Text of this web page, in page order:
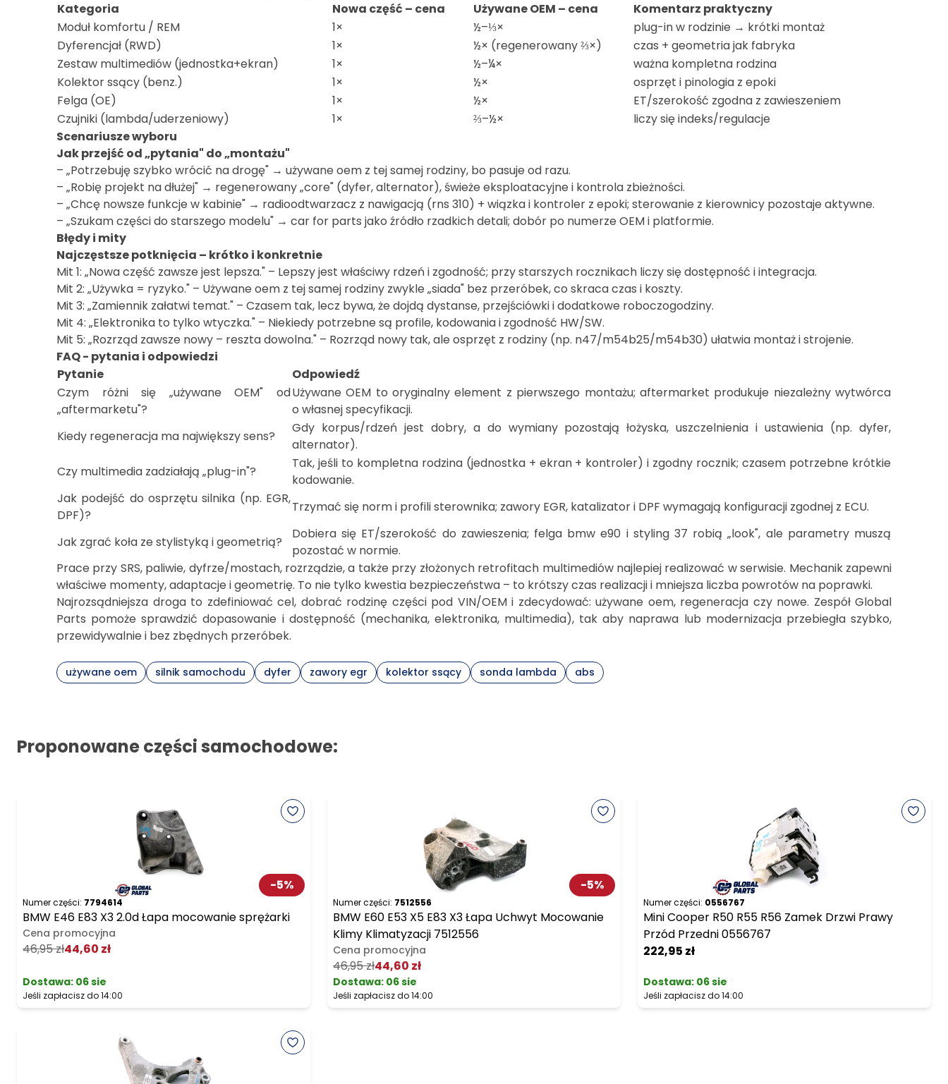
Kategoria
Nowa część – cena Używane OEM – cena
Komentarz praktyczny
Moduł komfortu / REM
1× ½–⅓×
plug-in w rodzinie → krótki montaż
Dyferencjał (RWD)
1× ½× (regenerowany ⅔×)
czas + geometria jak fabryka
Zestaw multimediów (jednostka+ekran)
1× ½–¼×
ważna kompletna rodzina
Kolektor ssący (benz.)
1× ½×
osprzęt i pinologia z epoki
Felga (OE)
1× ½×
ET/szerokość zgodna z zawieszeniem
Czujniki (lambda/uderzeniowy)
1× ⅔–½×
liczy się indeks/regulacje
Scenariusze wyboru
Jak przejść od „pytania" do „montażu"
– „Potrzebuję szybko wrócić na drogę" → używane oem z tej samej rodziny, bo pasuje od razu.
– „Robię projekt na dłużej" → regenerowany „core" (dyfer, alternator), świeże eksploatacyjne i kontrola zbieżności.
– „Chcę nowsze funkcje w kabinie" → radioodtwarzacz z nawigacją (rns 310) + wiązka i kontroler z epoki; sterowanie z kierownicy pozostaje aktywne.
– „Szukam części do starszego modelu" → car for parts jako źródło rzadkich detali; dobór po numerze OEM i platformie.
Błędy i mity
Najczęstsze potknięcia – krótko i konkretnie
Mit 1: „Nowa część zawsze jest lepsza." – Lepszy jest właściwy rdzeń i zgodność; przy starszych rocznikach liczy się dostępność i integracja.
Mit 2: „Używka = ryzyko." – Używane oem z tej samej rodziny zwykle „siada" bez przeróbek, co skraca czas i koszty.
Mit 3: „Zamiennik załatwi temat." – Czasem tak, lecz bywa, że dojdą dystanse, przejściówki i dodatkowe roboczogodziny.
Mit 4: „Elektronika to tylko wtyczka." – Niekiedy potrzebne są profile, kodowania i zgodność HW/SW.
Mit 5: „Rozrząd zawsze nowy – reszta dowolna." – Rozrząd nowy tak, ale osprzęt z rodziny (np. n47/m54b25/m54b30) ułatwia montaż i strojenie.
FAQ - pytania i odpowiedzi
Pytanie
Odpowiedź
Czym różni się „używane OEM" od
„aftermarketu"?
Używane OEM to oryginalny element z pierwszego montażu; aftermarket produkuje niezależny wytwórca
o własnej specyfikacji.
Kiedy regeneracja ma największy sens?
Gdy korpus/rdzeń jest dobry, a do wymiany pozostają łożyska, uszczelnienia i ustawienia (np. dyfer,
alternator).
Czy multimedia zadziałają „plug-in"?
Tak, jeśli to kompletna rodzina (jednostka + ekran + kontroler) i zgodny rocznik; czasem potrzebne krótkie
kodowanie.
Jak podejść do osprzętu silnika (np. EGR,
DPF)?
Trzymać się norm i profili sterownika; zawory EGR, katalizator i DPF wymagają konfiguracji zgodnej z ECU.
Jak zgrać koła ze stylistyką i geometrią?
Dobiera się ET/szerokość do zawieszenia; felga bmw e90 i styling 37 robią „look", ale parametry muszą
pozostać w normie.
Prace przy SRS, paliwie, dyfrze/mostach, rozrządzie, a także przy złożonych retrofitach multimediów najlepiej realizować w serwisie. Mechanik zapewni
właściwe momenty, adaptacje i geometrię. To nie tylko kwestia bezpieczeństwa – to krótszy czas realizacji i mniejsza liczba powrotów na poprawki.
Najrozsądniejsza droga to zdefiniować cel, dobrać rodzinę części pod VIN/OEM i zdecydować: używane oem, regeneracja czy nowe. Zespół Global
Parts pomoże sprawdzić dopasowanie i dostępność (mechanika, elektronika, multimedia), tak aby naprawa lub modernizacja przebiegła szybko,
przewidywalnie i bez zbędnych przeróbek.
używane oem silnik samochodu dyfer zawory egr kolektor ssący sonda lambda abs
Proponowane części samochodowe:
-5%
Numer części: 7794614
BMW E46 E83 X3 2.0d Łapa mocowanie sprężarki
Cena promocyjna
46,95 zł44,60 zł
Dostawa: 06 sie
Jeśli zapłacisz do 14:00
-5%
Numer części: 7512556
BMW E60 E53 X5 E83 X3 Łapa Uchwyt Mocowanie
Klimy Klimatyzacji 7512556
Cena promocyjna
46,95 zł44,60 zł
Dostawa: 06 sie
Jeśli zapłacisz do 14:00
Numer części: 0556767
Mini Cooper R50 R55 R56 Zamek Drzwi Prawy
Przód Przedni 0556767
222,95 zł
Dostawa: 06 sie
Jeśli zapłacisz do 14:00